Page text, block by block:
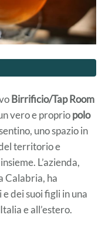
Birrificio/Tap Room
vero e propriopolo
uno spazio in
territorio e
L’azienda,
Calabria, ha
dei suoi figli in una
e all’estero.